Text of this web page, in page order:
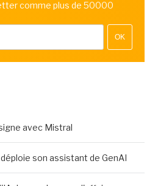
comme plus de 50000
OK
avec Mistral
son assistant de GenAI